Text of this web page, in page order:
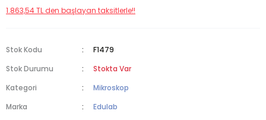
1.863,54 TL den başlayan taksitlerle!!
Stok Kodu
F1479
Stok Durumu
Stokta Var
Kategori
Mikroskop
Marka
Edulab